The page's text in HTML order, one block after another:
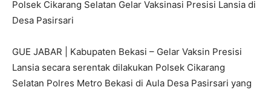
Polsek Cikarang Selatan Gelar Vaksinasi Presisi Lansia di
Desa Pasirsari
GUE JABAR | Kabupaten Bekasi – Gelar Vaksin Presisi
Lansia secara serentak dilakukan Polsek Cikarang
Selatan Polres Metro Bekasi di Aula Desa Pasirsari yang